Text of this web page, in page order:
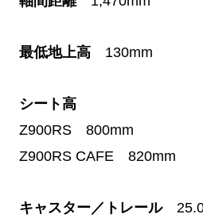
最低地上高 130mm
シート高
Z900RS 800mm
Z900RS CAFE 820mm
キャスター／トレール